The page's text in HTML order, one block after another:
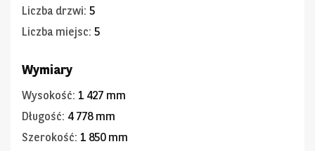
Liczba drzwi: 5
Liczba miejsc: 5
Wymiary
Wysokość: 1 427 mm
Długość: 4 778 mm
Szerokość: 1 850 mm